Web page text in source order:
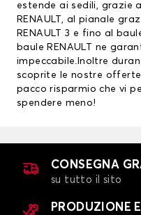
estende ai sedili, grazie
RENAULT , al pianale
RENAULT
3 e fino al
baule RENAULT ne
impeccabile.Inoltre
scoprite le nostre
pacco risparmio che vi
spendere meno!
CONSEGNA
su tutto il sito
PRODUZIONE